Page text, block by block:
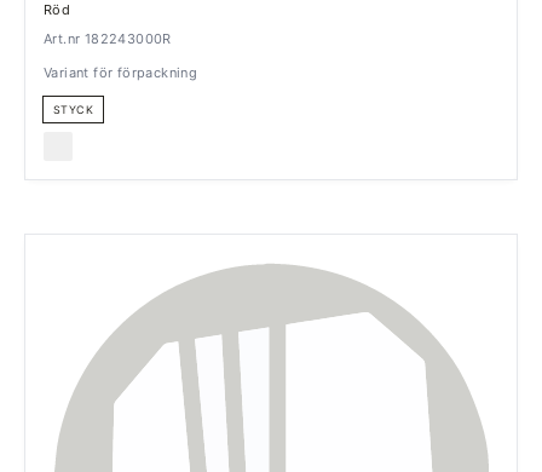
Röd
Art.nr 182243000R
Variant för förpackning
STYCK